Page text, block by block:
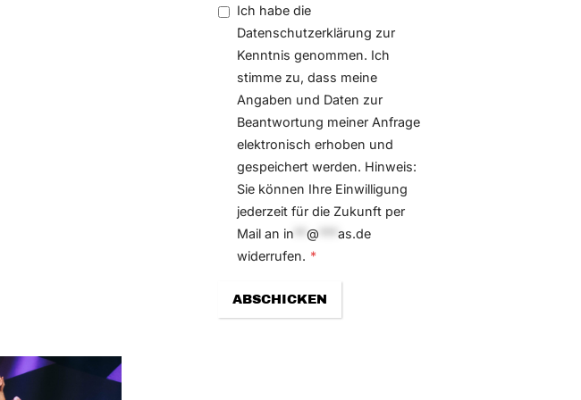
Ich habe die
Datenschutzerklärung zur
Kenntnis genommen. Ich
stimme zu, dass meine
Angaben und Daten zur
Beantwortung meiner Anfrage
elektronisch erhoben und
gespeichert werden. Hinweis:
Sie können Ihre Einwilligung
jederzeit für die Zukunft per
Mail an in @
as.de
widerrufen. *
ABSCHICKEN